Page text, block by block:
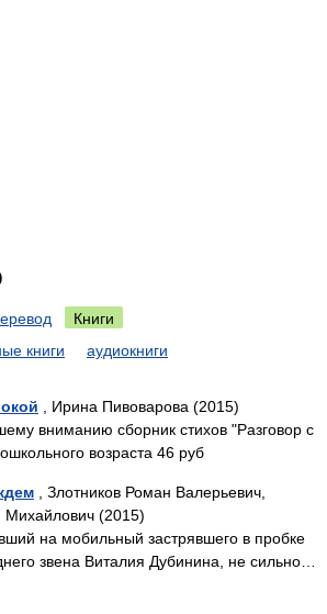
Книги
книги аудиокниги
, Ирина Пивоварова (2015)
вниманию сборник стихов "Разговор с
возраста 46 руб
, Злотников Роман Валерьевич,
Михайлович (2015)
на мобильный застрявшего в пробке
звена Виталия Дубинина, не сильно…